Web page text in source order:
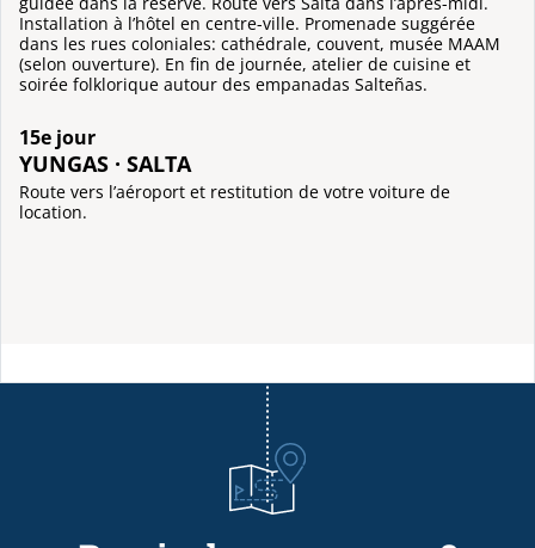
Installation à l’hôtel en centre-ville. Promenade suggérée
dans les rues coloniales: cathédrale, couvent, musée MAAM
(selon ouverture). En fin de journée, atelier de cuisine et
soirée folklorique autour des empanadas Salteñas.
15e jour
YUNGAS · SALTA
Route vers l’aéroport et restitution de votre voiture de
location.